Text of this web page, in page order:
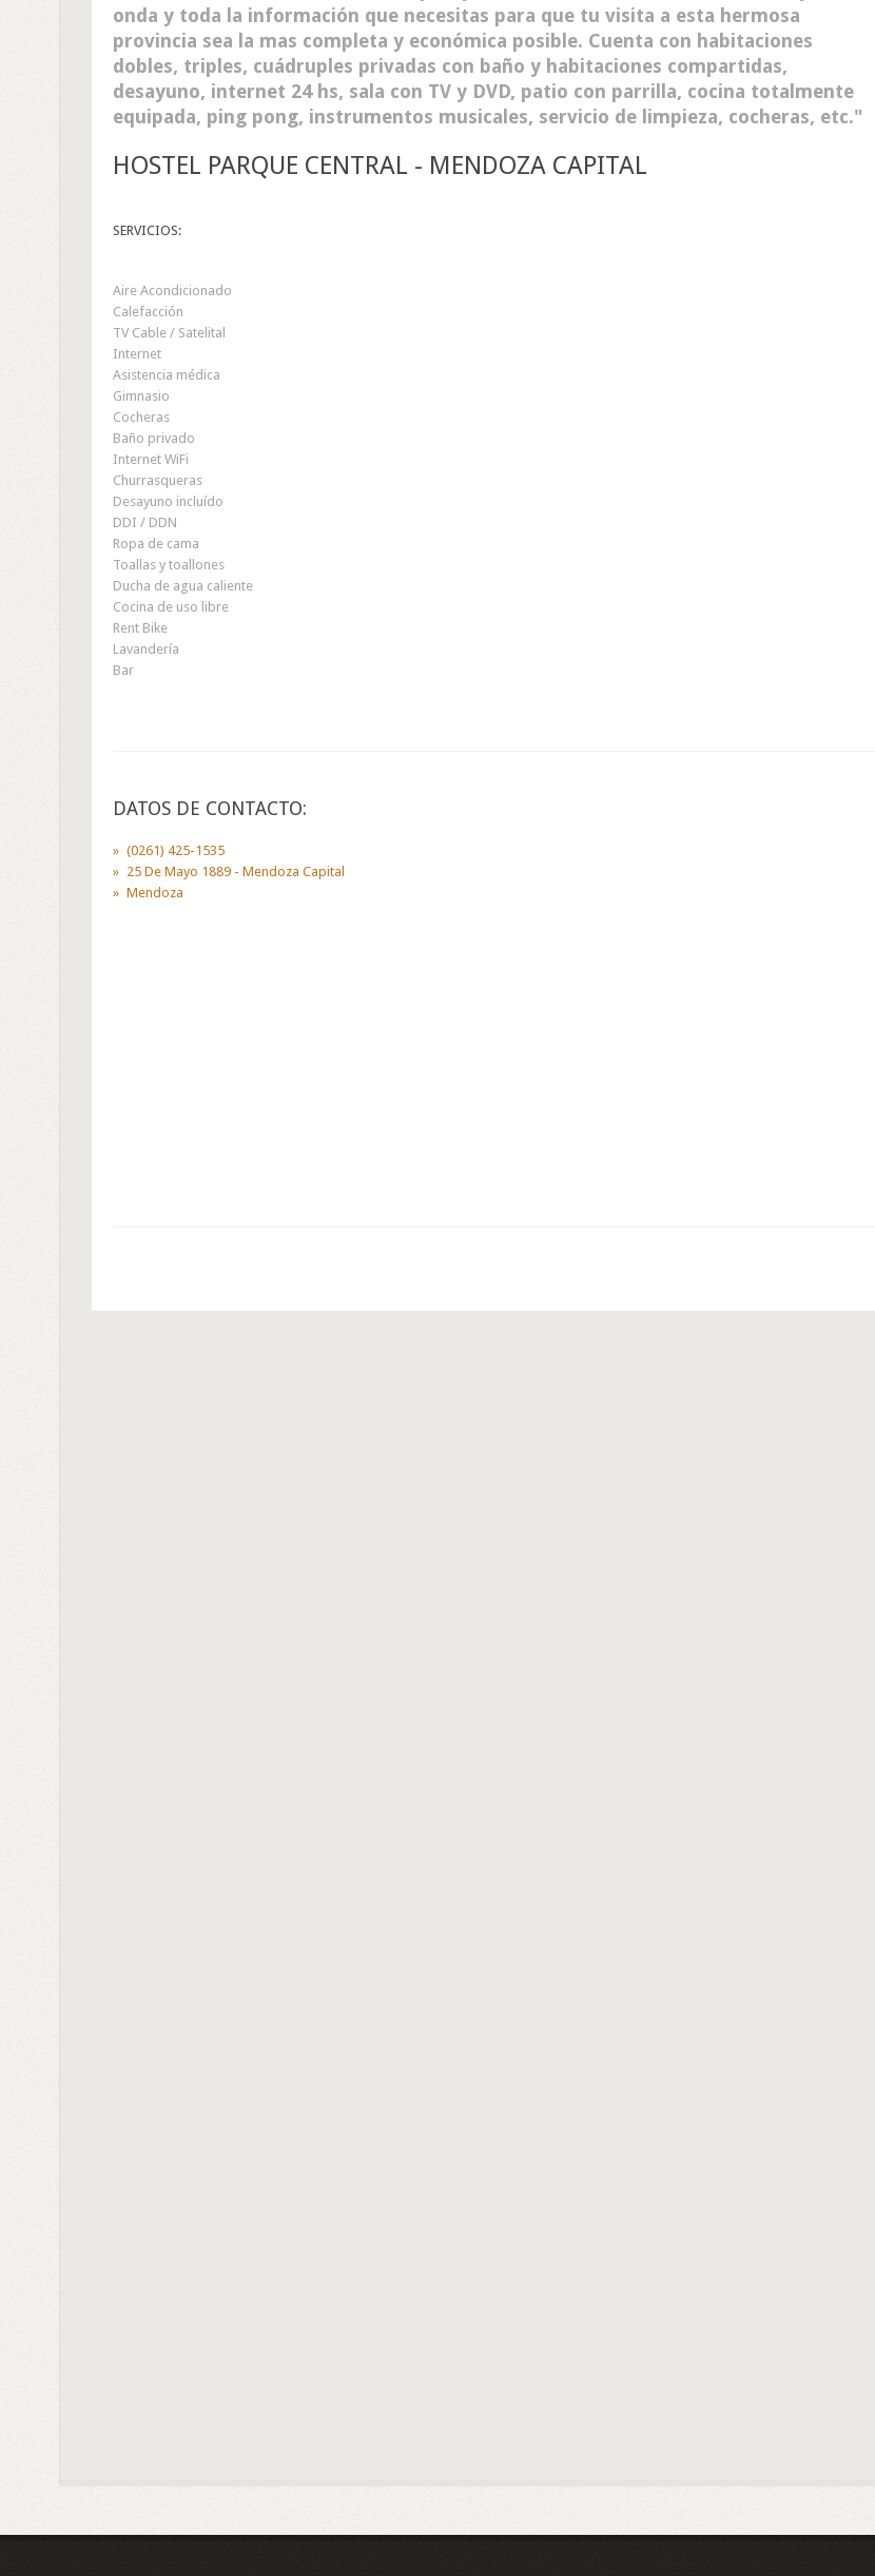
onda y toda la información que necesitas para que tu visita a esta hermosa
provincia sea la mas completa y económica posible. Cuenta con habitaciones
dobles, triples, cuádruples privadas con baño y habitaciones compartidas,
desayuno, internet 24 hs, sala con TV y DVD, patio con parrilla, cocina totalmente
equipada, ping pong, instrumentos musicales, servicio de limpieza, cocheras, etc.
HOSTEL PARQUE CENTRAL - MENDOZA CAPITAL
SERVICIOS:
Aire Acondicionado
Calefacción
TV Cable / Satelital
Internet
Asistencia médica
Gimnasio
Cocheras
Baño privado
Internet WiFi
Churrasqueras
Desayuno incluído
DDI / DDN
Ropa de cama
Toallas y toallones
Ducha de agua caliente
Cocina de uso libre
Rent Bike
Lavandería
Bar
DATOS DE CONTACTO:
(0261) 425-1535
25 De Mayo 1889 - Mendoza Capital
Mendoza